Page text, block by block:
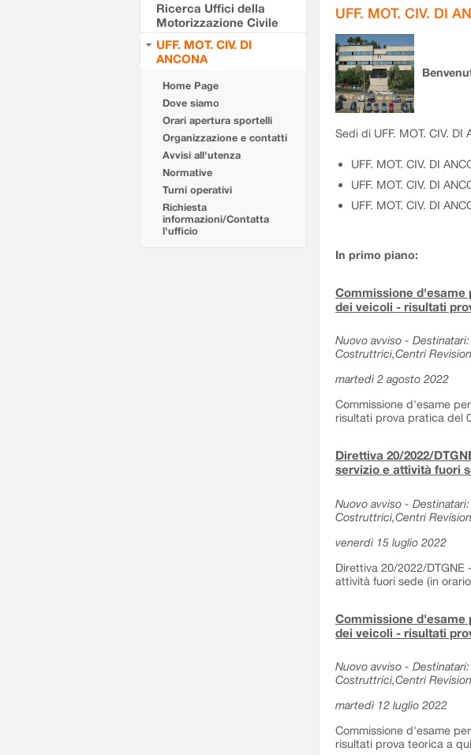
Ricerca Uffici della
Motorizzazione Civile
UFF. MOT. CIV. DI
ANCONA
Home Page
Dove siamo
Orari apertura sportelli
Organizzazione e contatti
Avvisi all'utenza
Normative
Turni operativi
Richiesta
informazioni/Contatta
l'ufficio
UFF. MOT. CIV. DI
Sedi di UFF. MOT. CIV. DI
UFF. MOT. CIV. DI
UFF. MOT. CIV. DI
UFF. MOT. CIV. DI
In primo piano:
Commissione
dei veicoli - risultati
Nuovo avviso -
Costruttrici,Centri
martedì 2 agosto 2022
Commissione d'esame
risultati prova pratica del
Direttiva 20/2022/
servizio e attività fuori
Nuovo avviso -
Costruttrici,Centri
venerdì 15 luglio 2022
Direttiva 20/2022/
attività fuori sede (in
Commissione
dei veicoli - risultati
Nuovo avviso -
Costruttrici,Centri
martedì 12 luglio 2022
Commissione d'esame
risultati prova teorica a